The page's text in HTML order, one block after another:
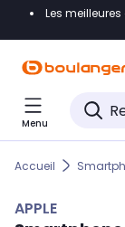
Accéder
Accéder
Accéder
Les
Menu
Accueil
APPLE